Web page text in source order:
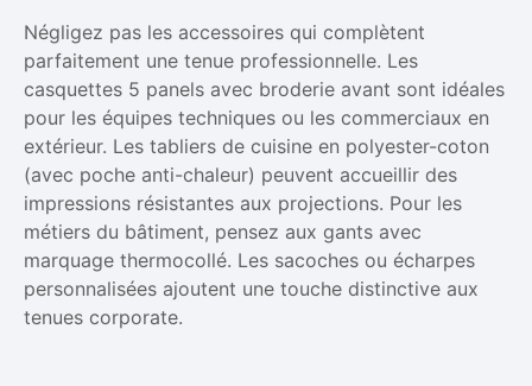
Négligez pas les accessoires qui complètent
parfaitement une tenue professionnelle. Les
casquettes 5 panels avec broderie avant sont idéales
pour les équipes techniques ou les commerciaux en
extérieur. Les tabliers de cuisine en polyester-coton
(avec poche anti-chaleur) peuvent accueillir des
impressions résistantes aux projections. Pour les
métiers du bâtiment, pensez aux gants avec
marquage thermocollé. Les sacoches ou écharpes
personnalisées ajoutent une touche distinctive aux
tenues corporate.